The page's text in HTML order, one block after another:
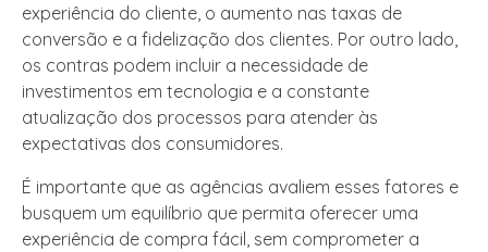
experiência do cliente, o aumento nas taxas de
conversão e a fidelização dos clientes. Por outro lado,
os contras podem incluir a necessidade de
investimentos em tecnologia e a constante
atualização dos processos para atender às
expectativas dos consumidores.
É importante que as agências avaliem esses fatores e
busquem um equilíbrio que permita oferecer uma
experiência de compra fácil, sem comprometer a